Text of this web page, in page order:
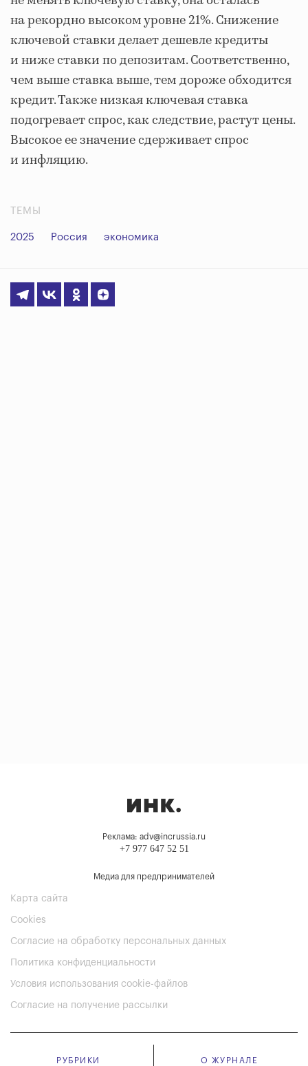
на рекордно высоком уровне 21%. Снижение
ключевой ставки делает дешевле кредиты
и ниже ставки по депозитам. Соответственно,
чем выше ставка выше, тем дороже обходится
кредит. Также низкая ключевая ставка
подогревает спрос, как следствие, растут цены.
Высокое ее значение сдерживает спрос
и инфляцию.
ТЕМЫ
2025 Россия экономика
Реклама: adv@incrussia.ru
+7 977 647 52 51
Медиа для предпринимателей
Карта сайта
Cookies
Согласие на обработку персональных данных
Политика конфиденциальности
Условия использования cookie-файлов
Согласие на получение рассылки
РУБРИКИ О ЖУРНАЛЕ